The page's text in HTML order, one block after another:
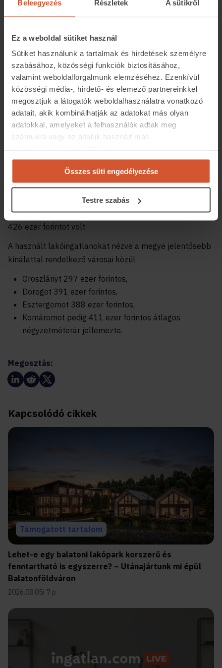
Beleegyezés Részletek A sütikről
Ez a weboldal sütiket használ
Sütiket használunk a tartalmak és hirdetések személyre
szabásához, közösségi funkciók biztosításához,
valamint weboldalforgalmunk elemzéséhez. Ezenkívül
közösségi média-, hirdető- és elemező partnereinkkel
megosztjuk a látogatók weboldalhasználatra vonatkozó
adatait, akik kombinálhatják az adatokat más olyan
adatokkal, amelyeket a felhasználók adtak meg
számukra vagy az általuk használt más
Összes süti engedélyezése
Testre szabás
Mennyibe kerülnek a
lakóingatlanok a megyében?
Az ingatlan.com elemzéséből kiderül, hogy október
komolyabb újlakóingatlan-kínálat. Igaz ez Komárom-
Esztergom megyére is. Tatabányán az eladásra váró új
lakóiningalanok – sor-, iker- és családi házak, valamint
lakások – átlagos négyzetméterára 544 ezer forintot
tett ki. A használt tatabányai lakóingatlanok ára pedig
426 ezer forintot volt.
A használt lakóingatlanokat nézve a megye jelentősebb
kínálattal rendelkező városai közül
Oroszlányt 297 ezer forintos,
Dorogot 391 ezer forintos,
Esztergomot 388 ezer forintos,
Komáromot pedig 411 ezer forintos átlagos
négyzetméterár jellemezte.
Megosztás:
Kapcsolódó cikkek
Támogatott tartalom
Lehet-e egy balatoni lakópark korszerű és
fenntartható is egyszerre? – Utánajártunk mi épül
Balatonföldváron
2026.08.05 7 p